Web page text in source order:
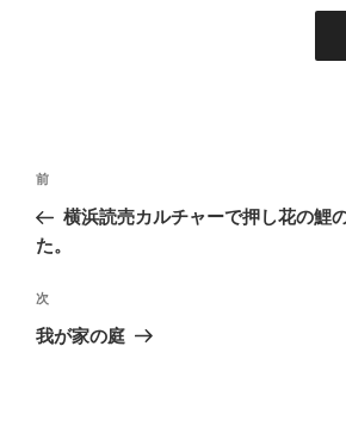
投
ナ
ゲ
ー
前
の
投
前
横浜読売カルチャーで押し花の鯉
た。
次
の
次
我が家の庭